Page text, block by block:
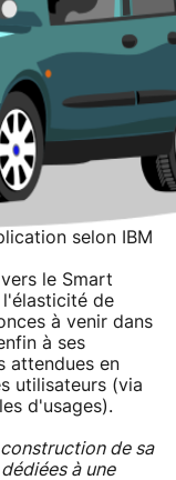
selon IBM
le Smart
l'élasticité de
à venir dans
à ses
attendues en
utilisateurs (via
d'usages).
de sa
à une